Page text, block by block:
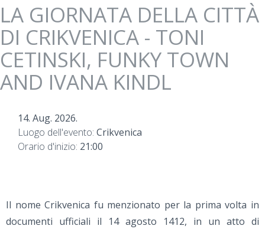
LA GIORNATA DELLA CITTÀ
DI CRIKVENICA - TONI
CETINSKI, FUNKY TOWN
AND IVANA KINDL
14. Aug. 2026.
Luogo dell'evento: Crikvenica
Orario d'inizio: 21:00
Il nome Crikvenica fu menzionato per la prima volta in
documenti ufficiali il 14 agosto 1412, in un atto di